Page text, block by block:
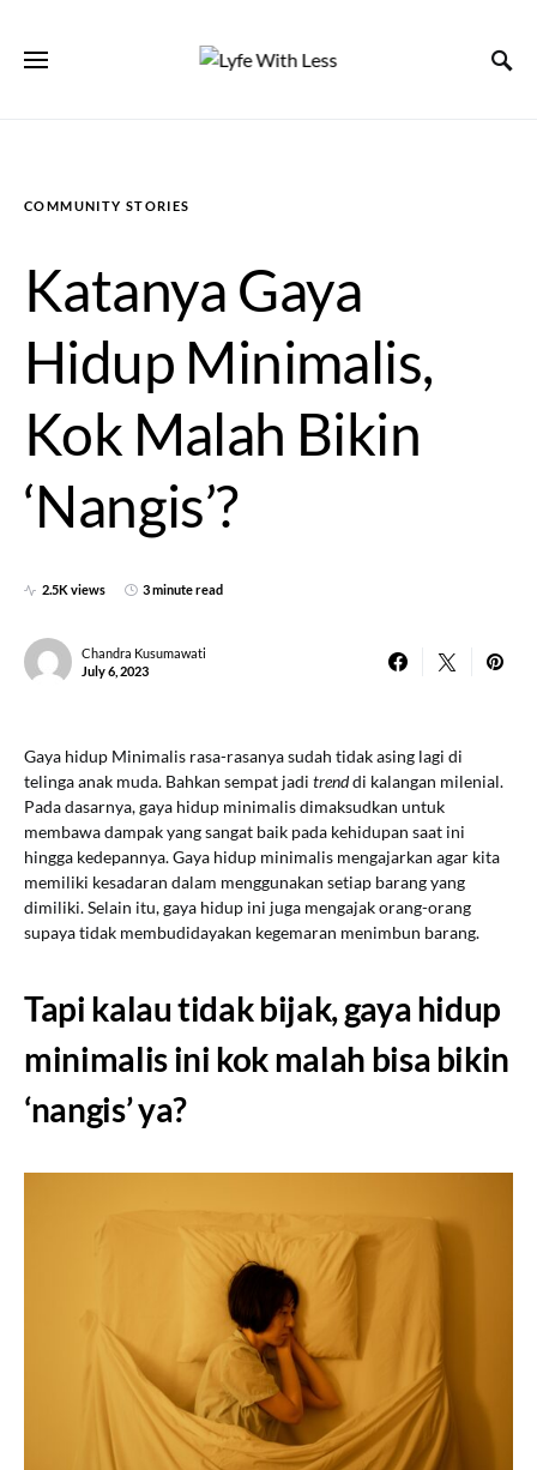
COMMUNITY STORIES
Katanya Gaya
Hidup Minimalis,
Kok Malah Bikin
‘Nangis’?
2.5K views 3 minute read
Chandra Kusumawati
July 6, 2023
Gaya hidup Minimalis rasa-rasanya sudah tidak asing lagi di
telinga anak muda. Bahkan sempat jadi trenddi kalangan milenial.
Pada dasarnya, gaya hidup minimalis dimaksudkan untuk
membawa dampak yang sangat baik pada kehidupan saat ini
hingga kedepannya. Gaya hidup minimalis mengajarkan agar kita
memiliki kesadaran dalam menggunakan setiap barang yang
dimiliki. Selain itu, gaya hidup ini juga mengajak orang-orang
supaya tidak membudidayakan kegemaran menimbun barang.
Tapi kalau tidak bijak, gaya hidup
minimalis ini kok malah bisa bikin
‘nangis’ ya?